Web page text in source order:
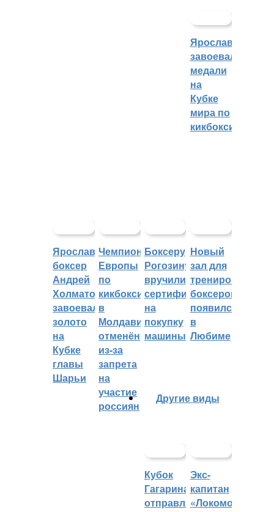
Ярославцы
завоевали
медали
на
Кубке
мира по
кикбоксингу
Ярославский
боксер
Андрей
Холматов
завоевал
золото
на
Кубке
главы
Шарьи
Чемпионат
Европы
по
кикбоксингу
в
Молдавии
отменён
из-за
запрета
на
участие
россиян
Боксеру
Рогозину
вручили
сертификат
на
покупку
машины
Новый
зал для
тренировок
боксеров
появился
в
Любиме
Другие виды
Кубок
Гагарина
отправляется
Экс-
капитан
«Локомотива»